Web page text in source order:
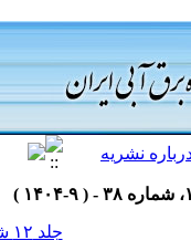
جلد ۱۲ شماره ۳۸ صفحات ۹۳-۸۲